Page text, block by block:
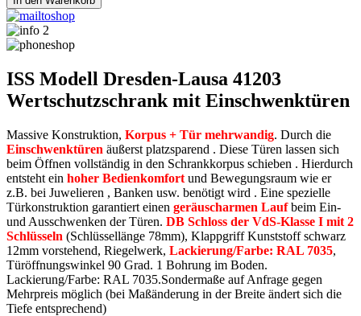
ISS Modell Dresden-Lausa 41203
Wertschutzschrank mit Einschwenktüren
Massive Konstruktion, Korpus + Tür mehrwandig. Durch die
Einschwenktüren äußerst platzsparend . Diese Türen lassen sich
beim Öffnen vollständig in den Schrankkorpus schieben . Hierdurch
entsteht ein hoher Bedienkomfort und Bewegungsraum wie er
z.B. bei Juwelieren , Banken usw. benötigt wird . Eine spezielle
Türkonstruktion garantiert einen geräuscharmen Laufbeim Ein-
und Ausschwenken der Türen. DB Schloss der VdS-Klasse I mit 2
Schlüsseln (Schlüssellänge 78mm), Klappgriff Kunststoff schwarz
12mm vorstehend, Riegelwerk, Lackierung/Farbe: RAL 7035,
Türöffnungswinkel 90 Grad. 1 Bohrung im Boden.
Lackierung/Farbe: RAL 7035.Sondermaße auf Anfrage gegen
Mehrpreis möglich (bei Maßänderung in der Breite ändert sich die
Tiefe entsprechend)